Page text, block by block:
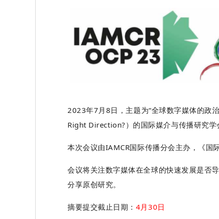
2023年7月8日，主题为“全球数字媒体的
Right Direction?） 的国际媒介与传播研究
本次会议由IAMCR国际传播分会主办，《国
会议将关注数字媒体在全球的快速发展是否
分享原创研究。
摘要提交截止日期： 4月30日